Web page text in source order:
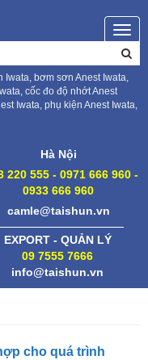
Iwata, bơm sơn Anest Iwata,
cốc đo độ nhớt Anest
Iwata, phụ kiện Anest Iwata,
Hà Nội
220 555 - 0971 666 960 -
0933 666 960
camle@taishun.vn
EXPORT - QUẢN LÝ
09 7555 7666
info@taishun.vn
cho quá trình